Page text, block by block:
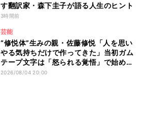
す翻訳家・森下圭子が語る人生のヒント
3時間前
芸能
“修悦体”生みの親・佐藤修悦「人を思い
やる気持ちだけで作ってきた」当初ガム
テープ文字は「怒られる覚悟」で始め
た？
2026/08/04 20:00